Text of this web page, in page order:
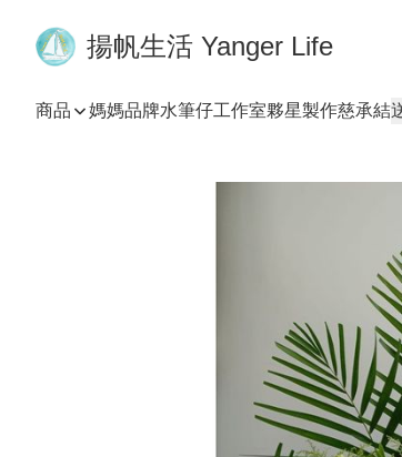
揚帆生活 Yanger Life
商品 媽媽品牌水筆仔工作室夥星製作慈承結